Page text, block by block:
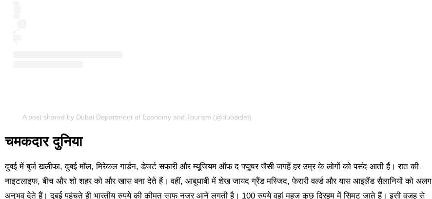
A post shared by Dubai Department of Economy and Tourism (@dubaidet)
चमकदार दुनिया
दुबई में बुर्ज खलीफा, दुबई मॉल, मिरेकल गार्डन, डेजर्ट सफारी और म्यूजियम ऑफ द फ्यूचर जैसी जगहें हर उम्र के लोगों को पसंद आती हैं। रात की
नाइटलाइफ, बीच और शो शहर को और खास बना देते हैं। वहीं, आबूधाबी में शेख जायद ग्रैंड मस्जिद, फेरारी वर्ल्ड और यास आइलैंड सैलानियों को अलग
अनुभव देते हैं। दुबई पहुंचते ही भारतीय रुपये की कीमत साफ नजर आने लगती है। 100 रुपये वहां महज कुछ दिरहम में सिमट जाते हैं। इसी वजह से